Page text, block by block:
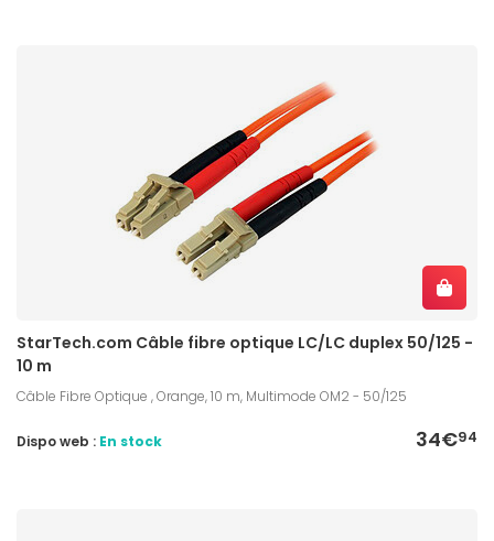
StarTech.com Câble fibre optique LC/LC duplex 50/125 -
10 m
Câble Fibre Optique , Orange, 10 m, Multimode OM2 - 50/125
34€94
Dispo web : En stock